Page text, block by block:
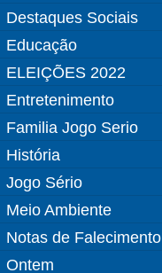
Destaques Sociais
Educação
ELEIÇÕES 2022
Entretenimento
Familia Jogo Serio
História
Jogo Sério
Meio Ambiente
Notas de Falecimento
Ontem